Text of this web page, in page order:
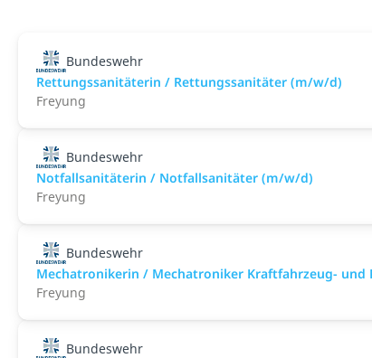
Bundeswehr
Rettungssanitäterin / Rettungssanitäter (m/w/d)
Freyung
Bundeswehr
Notfallsanitäterin / Notfallsanitäter (m/w/d)
Freyung
Bundeswehr
Mechatronikerin / Mechatroniker Kraftfahrzeug- und
Freyung
Bundeswehr